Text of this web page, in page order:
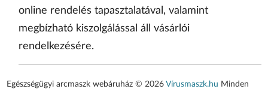
online rendelés tapasztalatával, valamint
megbízható kiszolgálással áll vásárlói
rendelkezésére.
Egészségügyi arcmaszk webáruház © 2026Vírusmaszk.hu Minden